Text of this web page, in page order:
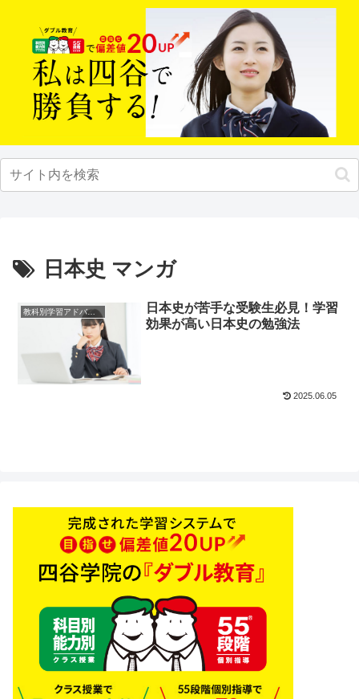
日本史 マンガ
教科別学習アドバイス
日本史が苦手な受験生必見！学習
効果が高い日本史の勉強法
2025.06.05